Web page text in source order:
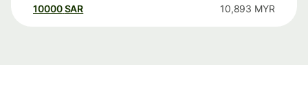
10000 SAR 10,893 MYR